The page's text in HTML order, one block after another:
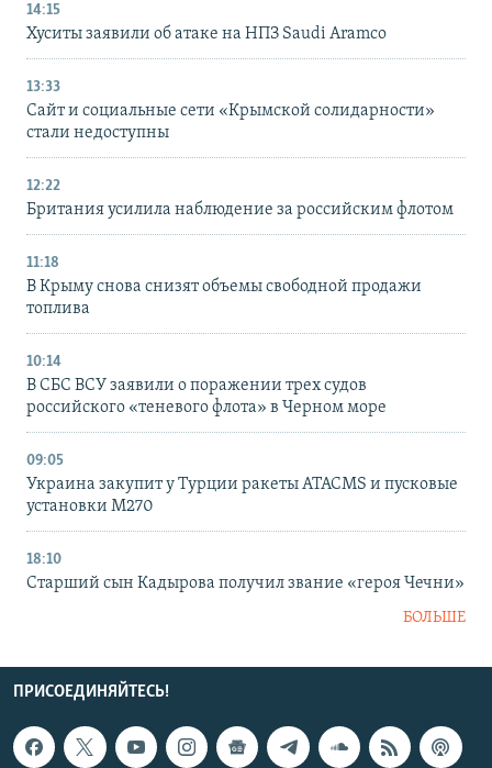
14:15
Хуситы заявили об атаке на НПЗ Saudi Aramco
13:33
Сайт и социальные сети «Крымской солидарности»
стали недоступны
12:22
Британия усилила наблюдение за российским флотом
11:18
В Крыму снова снизят объемы свободной продажи
топлива
10:14
В СБС ВСУ заявили о поражении трех судов
российского «теневого флота» в Черном море
09:05
Украина закупит у Турции ракеты ATACMS и пусковые
установки M270
18:10
Старший сын Кадырова получил звание «героя Чечни»
БОЛЬШЕ
ПРИСОЕДИНЯЙТЕСЬ!